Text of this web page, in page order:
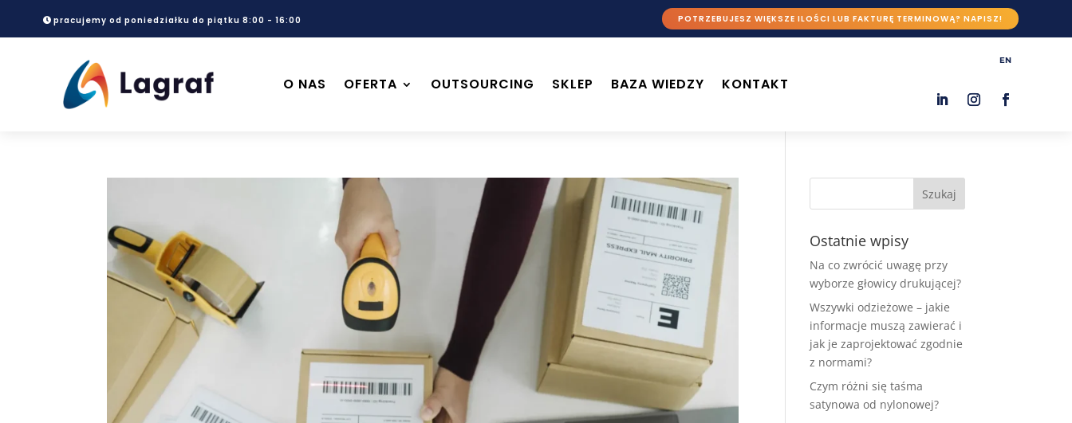
pracujemy od poniedziałku do piątku 8:00 - 16:00 POTRZEBUJESZ WIĘKSZE ILOŚCI LUB FAKTURĘ TERMINOWĄ? NAPISZ!
O NAS OFERTA OUTSOURCING SKLEP BAZA WIEDZY KONTAKT
EN
Ostatnie wpisy
Na co zwrócić uwagę przy
wyborze głowicy drukującej?
Wszywki odzieżowe – jakie
informacje muszą zawierać i
jak je zaprojektować zgodnie
z normami?
Czym różni się taśma
satynowa od nylonowej?